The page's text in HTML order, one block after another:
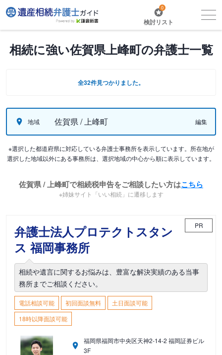
0
検討リスト
相続に強い佐賀県上峰町の弁護士一覧
全32件見つかりました。
地域 佐賀県 / 上峰町 編集
※選択した都道府県に対応している弁護士事務所を表示しています。所在地が
選択した地域以外にある事務所は、選択地域の中心から順に表示しています。
佐賀県 / 上峰町で相続税申告をご相談したい方はこちら
※姉妹サイト「いい相続」に遷移します
弁護士法人プロテクトスタン
ス 福岡事務所
PR
相続や遺言に関するお悩みは、豊富な解決実績のある当事
務所までご相談ください。
電話相談可能 初回面談無料
土日面談可能
18時以降面談可能
福岡県福岡市中央区天神2-14-2 福岡証券ビル
3F